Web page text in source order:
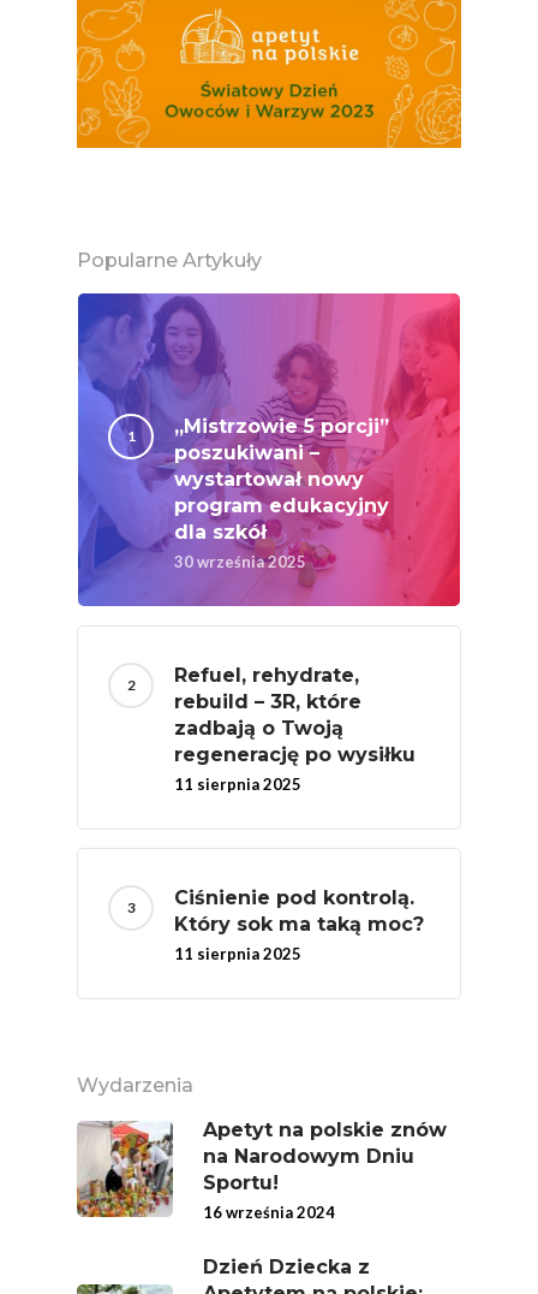
Popularne Artykuły
„Mistrzowie 5 porcji”
poszukiwani –
wystartował nowy
program edukacyjny
dla szkół
30 września 2025
Refuel, rehydrate,
rebuild – 3R, które
zadbają o Twoją
regenerację po wysiłku
11 sierpnia 2025
Ciśnienie pod kontrolą.
Który sok ma taką moc?
11 sierpnia 2025
Wydarzenia
Apetyt na polskie znów
na Narodowym Dniu
Sportu!
16 września 2024
Dzień Dziecka z